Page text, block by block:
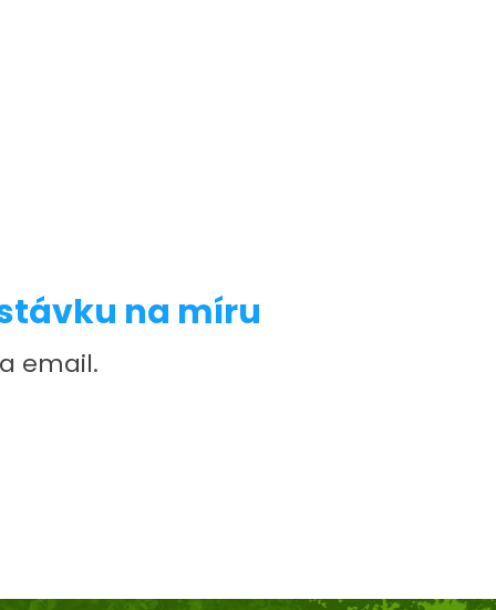
na míru
email.